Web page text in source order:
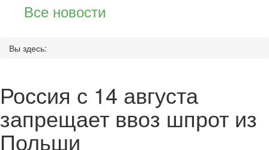
Все новости
Вы здесь:
Россия с 14 августа
запрещает ввоз шпрот из
Польши